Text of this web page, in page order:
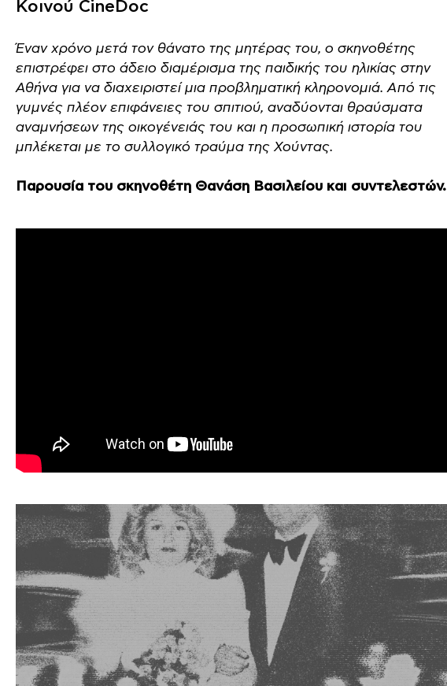
Κοινού CineDoc
Έναν χρόνο μετά τον θάνατο της μητέρας του, ο σκηνοθέτης
επιστρέφει στο άδειο διαμέρισμα της παιδικής του ηλικίας στην
Αθήνα για να διαχειριστεί μια προβληματική κληρονομιά. Από τις
γυμνές πλέον επιφάνειες του σπιτιού, αναδύονται θραύσματα
αναμνήσεων της οικογένειάς του και η προσωπική ιστορία του
μπλέκεται με το συλλογικό τραύμα της Χούντας.
Παρουσία του σκηνοθέτη Θανάση Βασιλείου και συντελεστών.